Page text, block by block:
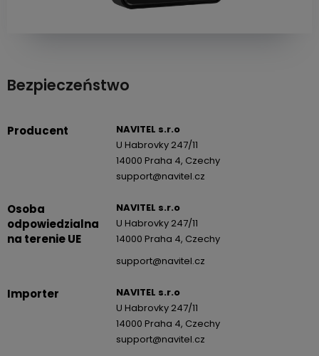
Bezpieczeństwo
Producent
NAVITEL s.r.o
U Habrovky 247/11
14000 Praha 4, Czechy
support@navitel.cz
Osoba
odpowiedzialna
na terenie UE
NAVITEL s.r.o
U Habrovky 247/11
14000 Praha 4, Czechy
support@navitel.cz
Importer
NAVITEL s.r.o
U Habrovky 247/11
14000 Praha 4, Czechy
support@navitel.cz